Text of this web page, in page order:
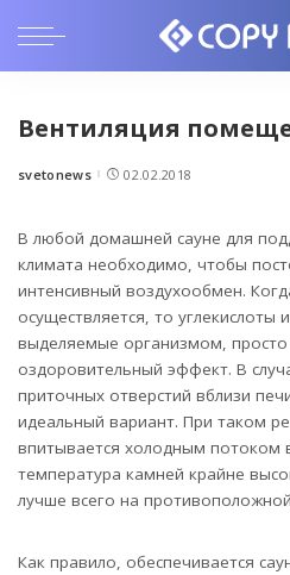
Вентиляция
Posted
svetonews 02.02.2018
В любой домашней сауне для
климата необходимо, чтобы
интенсивный воздухообмен.
осуществляется, то углекислоты
выделяемые организмом, просто
оздоровительный эффект. В
приточных отверстий вблизи
идеальный вариант. При таком
впитывается холодным потоком
температура камней крайне
лучше всего на
Как правило, обеспечивается